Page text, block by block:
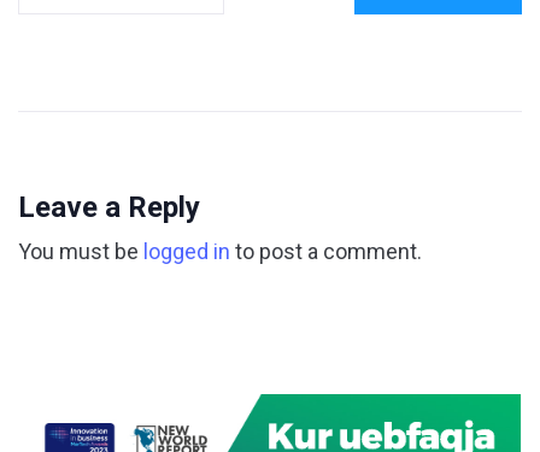
Leave a Reply
You must be logged in to post a comment.